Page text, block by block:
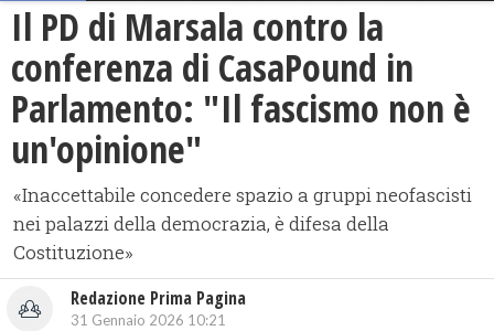
Il PD di Marsala contro la
conferenza di CasaPound in
Parlamento: "Il fascismo non è
un'opinione"
«Inaccettabile concedere spazio a gruppi neofascisti
nei palazzi della democrazia, è difesa della
Costituzione»
Redazione Prima Pagina
31 Gennaio 2026 10:21